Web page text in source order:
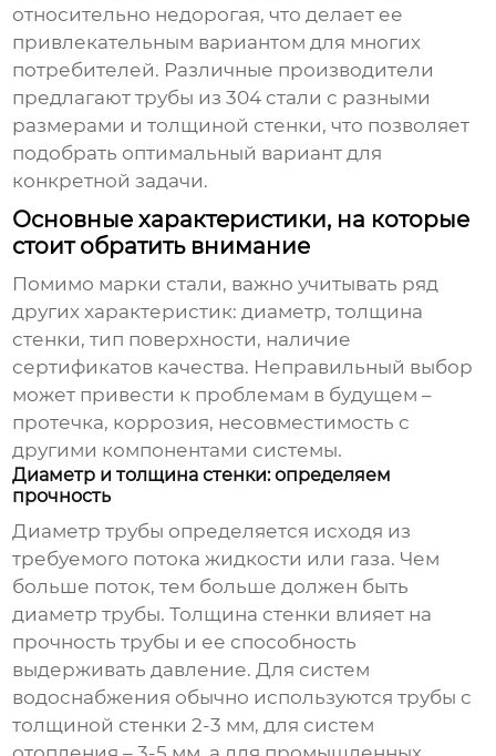
относительно недорогая, что делает ее
привлекательным вариантом для многих
потребителей. Различные производители
предлагают трубы из 304 стали с разными
размерами и толщиной стенки, что позволяет
подобрать оптимальный вариант для
конкретной задачи.
Основные характеристики, на которые
стоит обратить внимание
Помимо марки стали, важно учитывать ряд
других характеристик: диаметр, толщина
стенки, тип поверхности, наличие
сертификатов качества. Неправильный выбор
может привести к проблемам в будущем –
протечка, коррозия, несовместимость с
другими компонентами системы.
Диаметр и толщина стенки: определяем
прочность
Диаметр трубы определяется исходя из
требуемого потока жидкости или газа. Чем
больше поток, тем больше должен быть
диаметр трубы. Толщина стенки влияет на
прочность трубы и ее способность
выдерживать давление. Для систем
водоснабжения обычно используются трубы с
толщиной стенки 2-3 мм, для систем